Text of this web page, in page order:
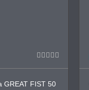
GREAT FIST 50